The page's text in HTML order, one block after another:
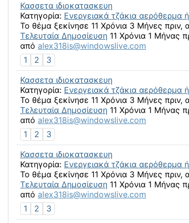
Κασσετα ιδιοκατασκευη
Κατηγορία: Ενεργειακά τζάκια αερόθερμα
Το θέμα ξεκίνησε 11 Χρόνια 3 Μήνες πριν,
Τελευταία Δημοσίευση 11 Χρόνια 1 Μήνας
από alex318is@windowslive.com
1
2
3
Κασσετα ιδιοκατασκευη
Κατηγορία: Ενεργειακά τζάκια αερόθερμα
Το θέμα ξεκίνησε 11 Χρόνια 3 Μήνες πριν,
Τελευταία Δημοσίευση 11 Χρόνια 1 Μήνας
από alex318is@windowslive.com
1
2
3
Κασσετα ιδιοκατασκευη
Κατηγορία: Ενεργειακά τζάκια αερόθερμα
Το θέμα ξεκίνησε 11 Χρόνια 3 Μήνες πριν,
Τελευταία Δημοσίευση 11 Χρόνια 1 Μήνας
από alex318is@windowslive.com
1
2
3